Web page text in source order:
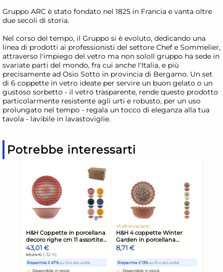
Gruppo ARC è stato fondato nel 1825 in Francia e vanta oltre
due secoli di storia.
Nel corso del tempo, il Gruppo si è evoluto, dedicando una
linea di prodotti ai professionisti del settore Chef e Sommelier,
attraverso l'impiego del vetro ma non soloIl gruppo ha sede in
svariate parti del mondo, fra cui anche l'Italia, e più
precisamente ad Osio Sotto in provincia di Bergamo. Un set
di 6 coppette in vetro ideate per servire un buon gelato o un
gustoso sorbetto - il vetro trasparente, rende questo prodotto
particolarmente resistente agli urti e robusto, per un uso
prolungato nel tempo - regala un tocco di eleganza alla tua
tavola - lavibile in lavastoviglie.
Potrebbe interessarti